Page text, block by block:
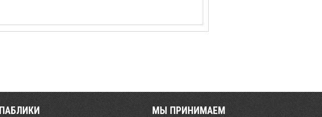
ПАБЛИКИ МЫ ПРИНИМАЕМ